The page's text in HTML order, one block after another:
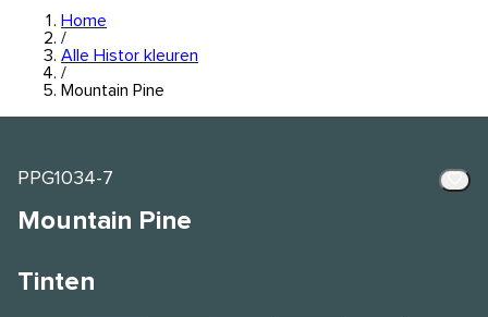
Home
/
Alle Histor kleuren
/
Mountain Pine
PPG1034-7
Mountain Pine
Tinten